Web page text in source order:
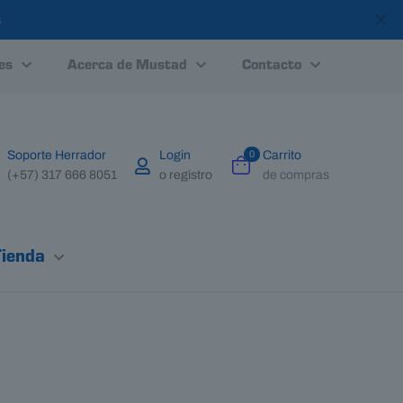
Acerca de Mustad Contacto
Soporte Herrador
(+57) 317 666 8051
Login
o registro
0
Carrito
de compras